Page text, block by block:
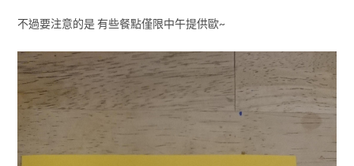
不過要注意的是 有些餐點僅限中午提供歐~